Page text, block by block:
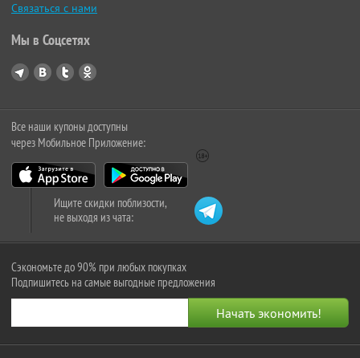
Связаться с нами
Мы в Соцсетях
Все наши купоны доступны
через Мобильное Приложение:
Ищите скидки поблизости,
не выходя из чата:
Сэкономьте до 90% при любых покупках
Подпишитесь на самые выгодные предложения